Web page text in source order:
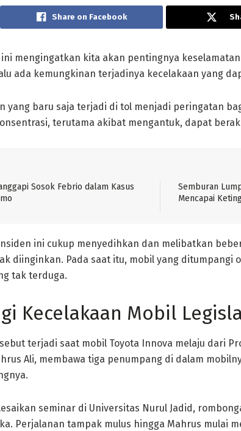
Share on Facebook
mengingatkan kita akan pentingnya
ada kemungkinan terjadinya kecelakaan yang
yang baru saja terjadi di tol menjadi peringatan
terutama akibat mengantuk, dapat
Sosok Febrio dalam Kasus
Semburan
Mencapai
ini cukup menyedihkan dan melibatkan
diinginkan. Pada saat itu, mobil yang ditumpangi
tak terduga.
Kecelakaan Mobil
terjadi saat mobil Toyota Innova melaju dari
Ali, membawa tiga penumpang di dalam
seminar di Universitas Nurul Jadid,
Perjalanan tampak mulus hingga Mahrus mulai